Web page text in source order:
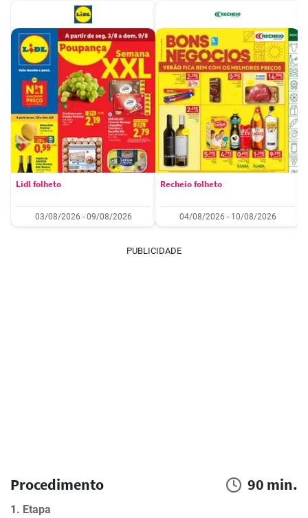
Lidl folheto
03/08/2026 - 09/08/2026
Recheio folheto
04/08/2026 - 10/08/2026
PUBLICIDADE
Procedimento 90 min.
1. Etapa